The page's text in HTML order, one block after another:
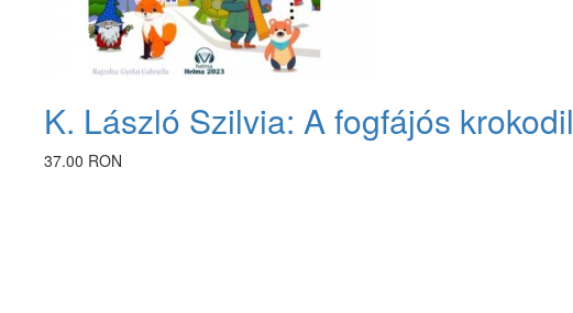
K. László Szilvia: A fogfájós krokodil
37.00 RON